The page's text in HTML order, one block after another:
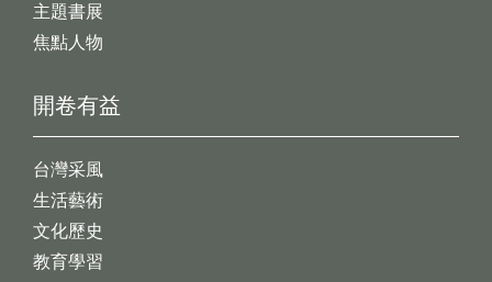
開卷有益
台灣采風
生活藝術
文化歷史
教育學習
主題書展
焦點人物